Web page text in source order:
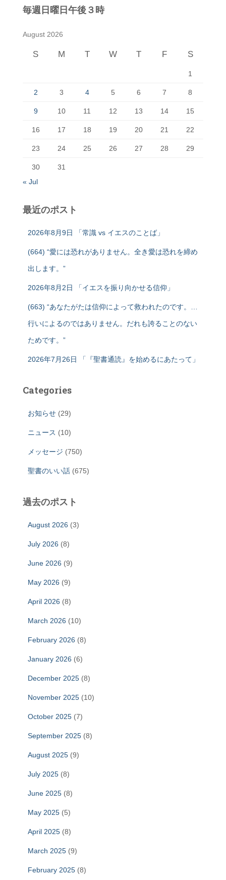
毎週日曜日午後３時
August 2026
S M T W T F S
1
2 3 4 5 6 7 8
9 10 11 12 13 14 15
16 17 18 19 20 21 22
23 24 25 26 27 28 29
30
31
« Jul
最近のポスト
2026年8月9日 「常識 vs イエスのことば」
(664) “愛には恐れがありません。全き愛は恐れを締め
出します。”
2026年8月2日 「イエスを振り向かせる信仰」
(663) “あなたがたは信仰によって救われたのです。…
行いによるのではありません。だれも誇ることのない
ためです。”
2026年7月26日 「『聖書通読』を始めるにあたって」
Categories
お知らせ (29)
ニュース (10)
メッセージ (750)
聖書のいい話 (675)
過去のポスト
August 2026 (3)
July 2026 (8)
June 2026 (9)
May 2026 (9)
April 2026 (8)
March 2026 (10)
February 2026 (8)
January 2026 (6)
December 2025 (8)
November 2025 (10)
October 2025 (7)
September 2025 (8)
August 2025 (9)
July 2025 (8)
June 2025 (8)
May 2025 (5)
April 2025 (8)
March 2025 (9)
February 2025 (8)